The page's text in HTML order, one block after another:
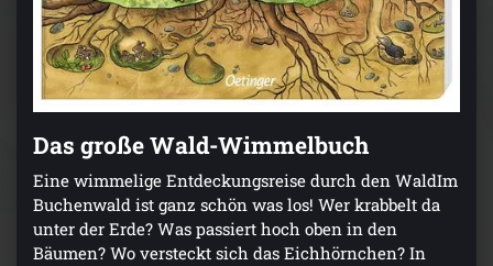
Das große Wald-Wimmelbuch
Eine wimmelige Entdeckungsreise durch den WaldIm
Buchenwald ist ganz schön was los! Wer krabbelt da
unter der Erde? Was passiert hoch oben in den
Bäumen? Wo versteckt sich das Eichhörnchen? In